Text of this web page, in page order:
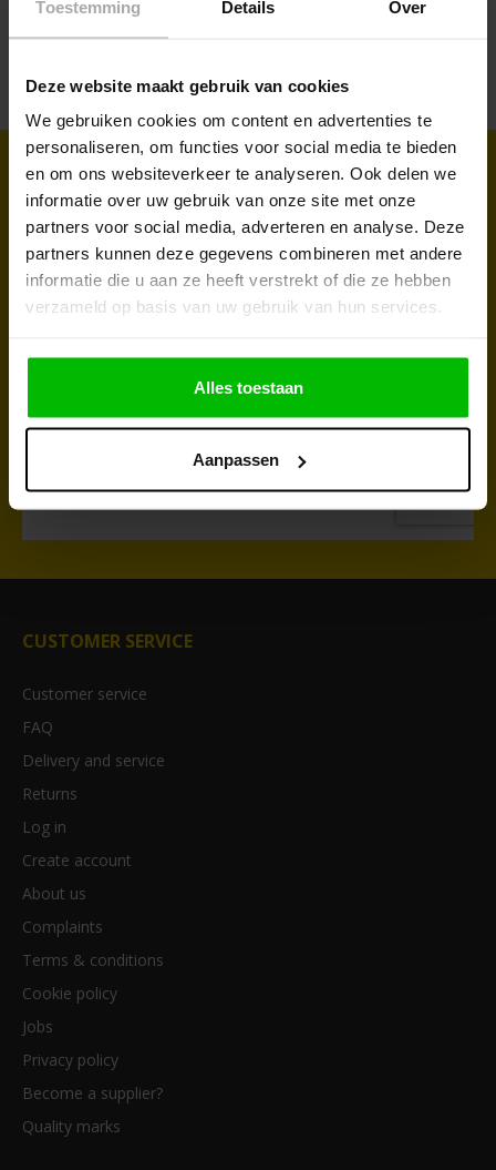
Toestemming Details Over
Deze website maakt gebruik van cookies
We gebruiken cookies om content en advertenties te
personaliseren, om functies voor social media te bieden
en om ons websiteverkeer te analyseren. Ook delen we
informatie over uw gebruik van onze site met onze
partners voor social media, adverteren en analyse. Deze
partners kunnen deze gegevens combineren met andere
informatie die u aan ze heeft verstrekt of die ze hebben
verzameld op basis van uw gebruik van hun services.
Alles toestaan
Aanpassen
Sign up for our newsletter to receive
regular updates and promotions
Take advantage of our discounts and discover our latest
products. Subscribe to the newsletter and don't miss a thing!
CUSTOMER SERVICE
Customer service
FAQ
Delivery and service
Returns
Log in
Create account
About us
Complaints
Terms & conditions
Cookie policy
Jobs
Privacy policy
Become a supplier?
Quality marks